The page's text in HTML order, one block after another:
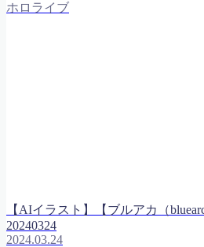
ホロライブ
【AIイラスト】【ブルアカ（
20240324
2024.03.24